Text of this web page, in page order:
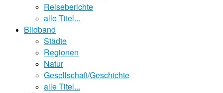
Reiseberichte
alle Titel...
Bildband
Städte
Regionen
Natur
Gesellschaft/Geschichte
alle Titel...